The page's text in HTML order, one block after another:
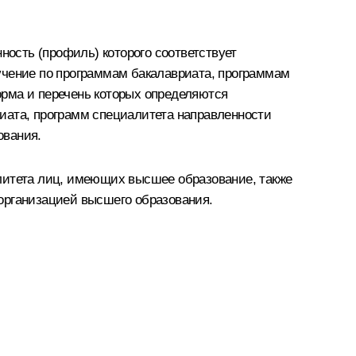
(профиль) которого соответствует
по программам бакалавриата, программам
и перечень которых определяются
программ специалитета направленности
лиц, имеющих высшее образование, также
высшего образования.